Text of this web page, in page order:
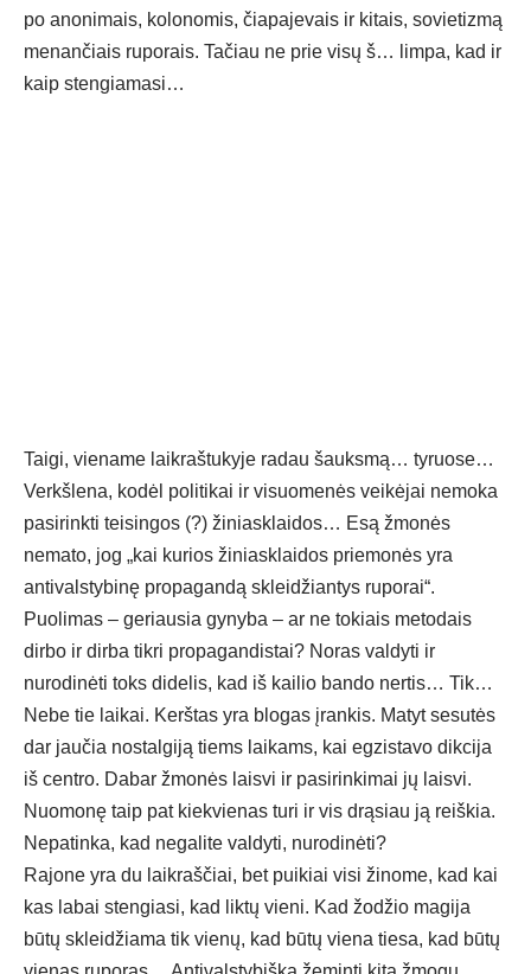
po anonimais, kolonomis, čiapajevais ir kitais, sovietizmą
menančiais ruporais. Tačiau ne prie visų š… limpa, kad ir
kaip stengiamasi…
Taigi, viename laikraštukyje radau šauksmą… tyruose…
Verkšlena, kodėl politikai ir visuomenės veikėjai nemoka
pasirinkti teisingos (?) žiniasklaidos… Esą žmonės
nemato, jog „kai kurios žiniasklaidos priemonės yra
antivalstybinę propagandą skleidžiantys ruporai“.
Puolimas – geriausia gynyba – ar ne tokiais metodais
dirbo ir dirba tikri propagandistai? Noras valdyti ir
nurodinėti toks didelis, kad iš kailio bando nertis… Tik…
Nebe tie laikai. Kerštas yra blogas įrankis. Matyt sesutės
dar jaučia nostalgiją tiems laikams, kai egzistavo dikcija
iš centro. Dabar žmonės laisvi ir pasirinkimai jų laisvi.
Nuomonę taip pat kiekvienas turi ir vis drąsiau ją reiškia.
Nepatinka, kad negalite valdyti, nurodinėti?
Rajone yra du laikraščiai, bet puikiai visi žinome, kad kai
kas labai stengiasi, kad liktų vieni. Kad žodžio magija
būtų skleidžiama tik vienų, kad būtų viena tiesa, kad būtų